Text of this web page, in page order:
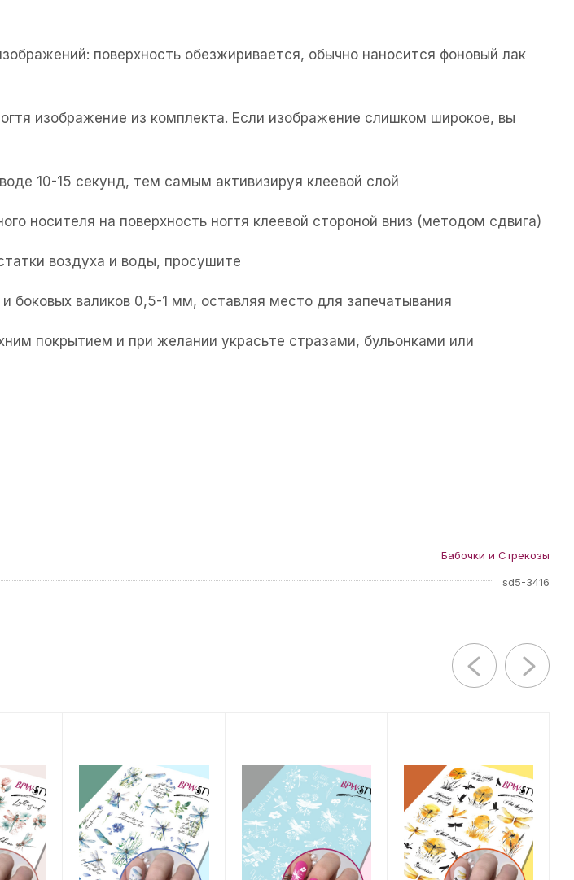
поверхность обезжиривается, обычно наносится фоновый лак
изображение из комплекта. Если изображение слишком широкое, вы
10-15 секунд, тем самым активизируя клеевой слой
носителя на поверхность ногтя клеевой стороной вниз (методом сдвига)
воздуха и воды, просушите
боковых валиков 0,5-1 мм, оставляя место для запечатывания
покрытием и при желании украсьте стразами, бульонками или
Бабочки и Стрекозы
sd5-3416